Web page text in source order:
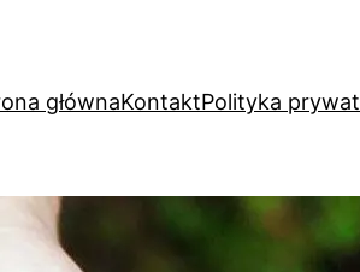
głównaKontaktPolityka